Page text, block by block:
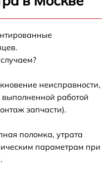
неисправности,
работой
запчасти).
поломка, утрата
параметрам при